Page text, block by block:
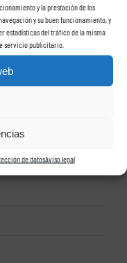
y la prestación de los
y su buen funcionamiento, y
estadísticas del tráfico de la misma
servicio publicitario.
de datosAviso legal